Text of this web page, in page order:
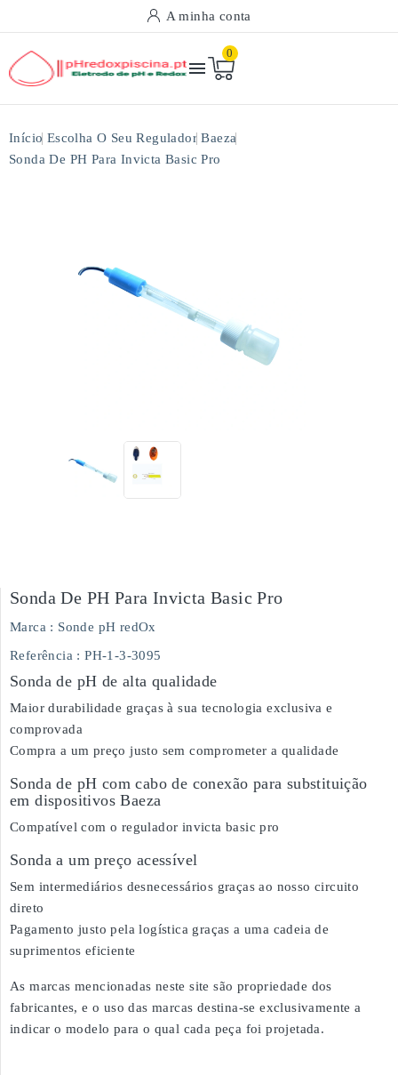
A minha conta

0
Início Escolha O Seu Regulador Baeza
Sonda De PH Para Invicta Basic Pro
Sonda De PH Para Invicta Basic Pro
Marca : Sonde pH redOx
Referência : PH-1-3-3095
Sonda de pH de alta qualidade
Maior durabilidade graças à sua tecnologia exclusiva e
comprovada
Compra a um preço justo sem comprometer a qualidade
Sonda de pH com cabo de conexão para substituição
em dispositivos Baeza
Compatível com o regulador invicta basic pro
Sonda a um preço acessível
Sem intermediários desnecessários graças ao nosso circuito
direto
Pagamento justo pela logística graças a uma cadeia de
suprimentos eficiente
As marcas mencionadas neste site são propriedade dos
fabricantes, e o uso das marcas destina-se exclusivamente a
indicar o modelo para o qual cada peça foi projetada.